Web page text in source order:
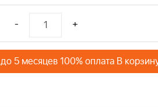
- +
5 месяцев 100% оплата В